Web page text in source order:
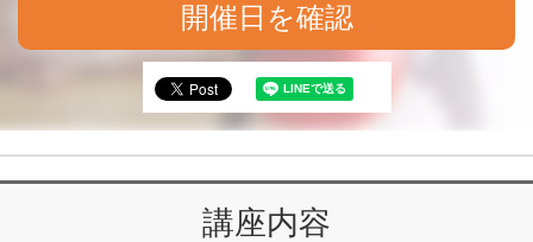
開催日を確認
講座内容